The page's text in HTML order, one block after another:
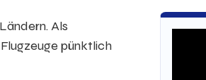
Als
pünktlich